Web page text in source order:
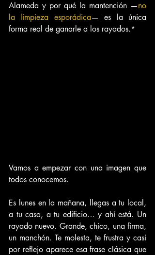
Alameda y por qué la mantención —no
la limpieza esporádica— es la única
forma real de ganarle a los rayados.*
Vamos a empezar con una imagen que
todos conocemos.
Es lunes en la mañana, llegas a tu local,
a tu casa, a tu edificio… y ahí está. Un
rayado nuevo. Grande, chico, una firma,
un manchón. Te molesta, te frustra y casi
por reflejo aparece esa frase clásica que